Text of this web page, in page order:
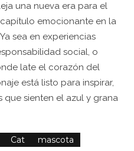
una nueva era para el
emocionante en la
sea en experiencias
social, o
late el corazón del
está listo para inspirar,
que sienten el azul y grana
Cat
mascota